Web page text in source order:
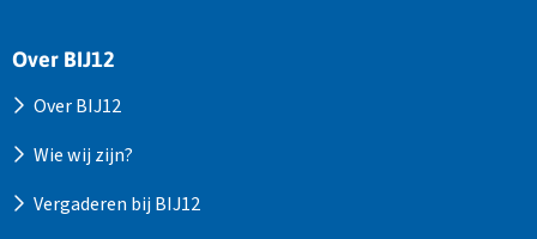
Over BIJ12
Over BIJ12
Wie wij zijn?
Vergaderen bij BIJ12